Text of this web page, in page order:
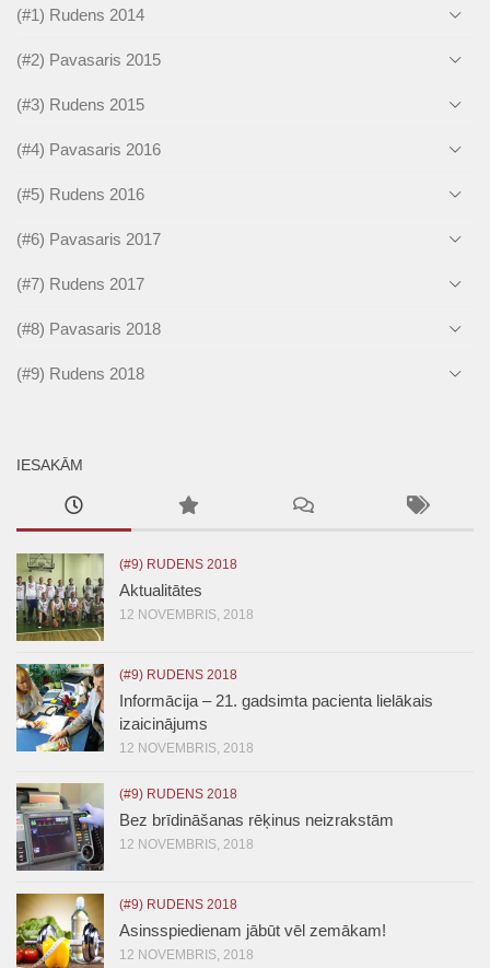
(#1) Rudens 2014
(#2) Pavasaris 2015
(#3) Rudens 2015
(#4) Pavasaris 2016
(#5) Rudens 2016
(#6) Pavasaris 2017
(#7) Rudens 2017
(#8) Pavasaris 2018
(#9) Rudens 2018
IESAKĀM
(#9) RUDENS 2018
Aktualitātes
12 NOVEMBRIS, 2018
(#9) RUDENS 2018
Informācija – 21. gadsimta pacienta lielākais
izaicinājums
12 NOVEMBRIS, 2018
(#9) RUDENS 2018
Bez brīdināšanas rēķinus neizrakstām
12 NOVEMBRIS, 2018
(#9) RUDENS 2018
Asinsspiedienam jābūt vēl zemākam!
12 NOVEMBRIS, 2018